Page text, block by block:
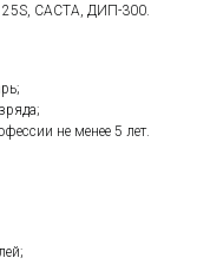
CACTA, ДИП-300.
не менее 5 лет.